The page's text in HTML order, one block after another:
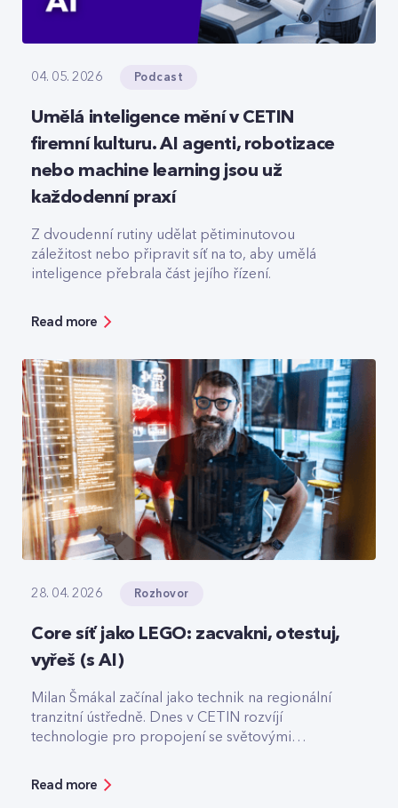
04. 05. 2026 Podcast
Umělá inteligence mění v CETIN
firemní kulturu. AI agenti, robotizace
nebo machine learning jsou už
každodenní praxí
Z dvoudenní rutiny udělat pětiminutovou
záležitost nebo připravit síť na to, aby umělá
inteligence přebrala část jejího řízení.
Read more
28. 04. 2026 Rozhovor
Core síť jako LEGO: zacvakni, otestuj,
vyřeš (s AI)
Milan Šmákal začínal jako technik na regionální
tranzitní ústředně. Dnes v CETIN rozvíjí
technologie pro propojení se světovými
pro core síť má na starost technologie pro
Read more